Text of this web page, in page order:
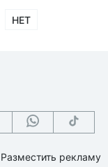
НЕТ
Разместить рекламу